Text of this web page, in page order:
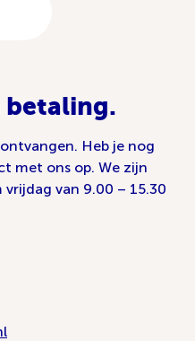
betaling.
Heb je nog
met ons op. We zijn
van 9.00 – 15.30